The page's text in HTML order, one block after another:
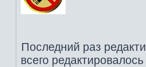
Последний раз
всего